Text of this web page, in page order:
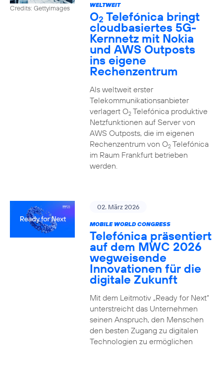
Credits: Gettyimages
WELTWEIT
O2 Telefónica bringt
cloudbasiertes 5G-
Kernnetz mit Nokia
und AWS Outposts
ins eigene
Rechenzentrum
Als weltweit erster
Telekommunikationsanbieter
verlagert O2Telefónica produktive
Netzfunktionen auf Server von
AWS Outposts, die im eigenen
Rechenzentrum von O2Telefónica
im Raum Frankfurt betrieben
werden.
02. März 2026
MOBILE WORLD CONGRESS
Telefónica präsentiert
auf dem MWC 2026
wegweisende
Innovationen für die
digitale Zukunft
Mit dem Leitmotiv „Ready for Next“
unterstreicht das Unternehmen
seinen Anspruch, den Menschen
den besten Zugang zu digitalen
Technologien zu ermöglichen